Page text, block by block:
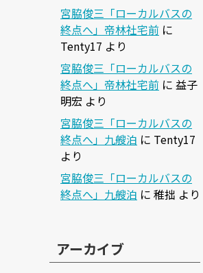
宮脇俊三「ローカルバスの
終点へ」帝林社宅前 に
Tenty17 より
宮脇俊三「ローカルバスの
終点へ」帝林社宅前 に 益子
明宏 より
宮脇俊三「ローカルバスの
終点へ」九艘泊 に Tenty17
より
宮脇俊三「ローカルバスの
終点へ」九艘泊 に 稚拙 より
アーカイブ